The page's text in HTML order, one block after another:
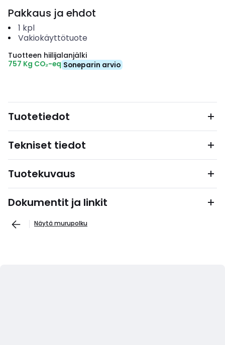
Pakkaus ja ehdot
1 kpl
Vakiokäyttötuote
Tuotteen hiilijalanjälki
757 Kg CO₂-eq Soneparin arvio
Tuotetiedot
Tekniset tiedot
Tuotekuvaus
Dokumentit ja linkit
Näytä murupolku